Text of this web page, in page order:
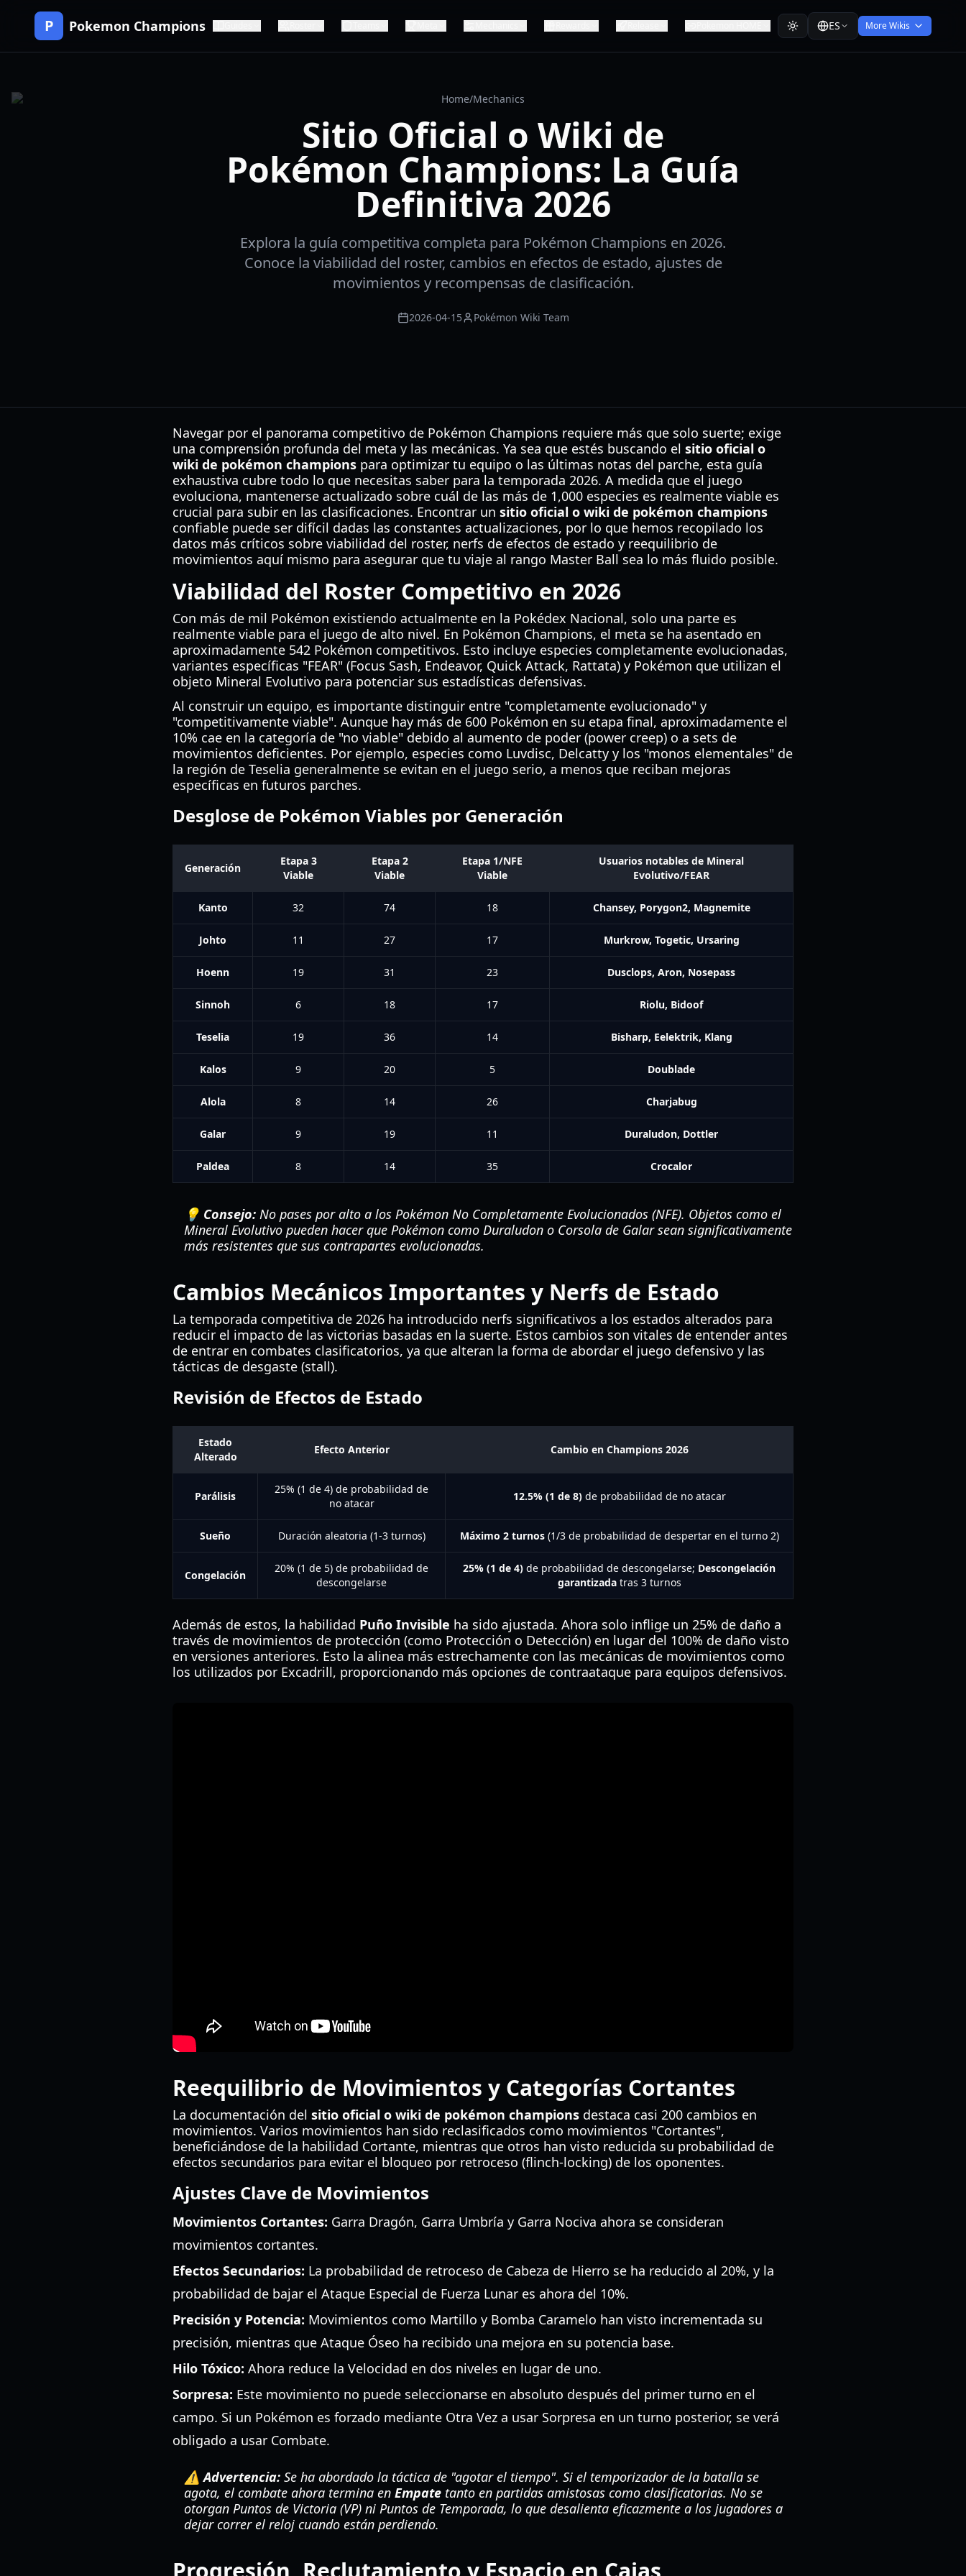
P Pokemon Champions ES More Wikis
Home/Mechanics
Sitio Oficial o Wiki de
Pokémon Champions: La Guía
Definitiva 2026
Explora la guía competitiva completa para Pokémon Champions en 2026.
Conoce la viabilidad del roster, cambios en efectos de estado, ajustes de
movimientos y recompensas de clasificación.
2026-04-15 Pokémon Wiki Team
Navegar por el panorama competitivo de Pokémon Champions requiere más que solo suerte; exige
una comprensión profunda del meta y las mecánicas. Ya sea que estés buscando el sitio oficial o
wiki de pokémon champions para optimizar tu equipo o las últimas notas del parche, esta guía
exhaustiva cubre todo lo que necesitas saber para la temporada 2026. A medida que el juego
evoluciona, mantenerse actualizado sobre cuál de las más de 1,000 especies es realmente viable es
crucial para subir en las clasificaciones. Encontrar un sitio oficial o wiki de pokémon champions
confiable puede ser difícil dadas las constantes actualizaciones, por lo que hemos recopilado los
datos más críticos sobre viabilidad del roster, nerfs de efectos de estado y reequilibrio de
movimientos aquí mismo para asegurar que tu viaje al rango Master Ball sea lo más fluido posible.
Viabilidad del Roster Competitivo en 2026
Con más de mil Pokémon existiendo actualmente en la Pokédex Nacional, solo una parte es
realmente viable para el juego de alto nivel. En Pokémon Champions, el meta se ha asentado en
aproximadamente 542 Pokémon competitivos. Esto incluye especies completamente evolucionadas,
variantes específicas "FEAR" (Focus Sash, Endeavor, Quick Attack, Rattata) y Pokémon que utilizan el
objeto Mineral Evolutivo para potenciar sus estadísticas defensivas.
Al construir un equipo, es importante distinguir entre "completamente evolucionado" y
"competitivamente viable". Aunque hay más de 600 Pokémon en su etapa final, aproximadamente el
10% cae en la categoría de "no viable" debido al aumento de poder (power creep) o a sets de
movimientos deficientes. Por ejemplo, especies como Luvdisc, Delcatty y los "monos elementales" de
la región de Teselia generalmente se evitan en el juego serio, a menos que reciban mejoras
específicas en futuros parches.
Desglose de Pokémon Viables por Generación
Generación
Etapa 3
Viable
Etapa 2
Viable
Etapa 1/NFE
Viable
Usuarios notables de Mineral
Evolutivo/FEAR
Kanto 32 74 18 Chansey, Porygon2, Magnemite
Johto 11 27 17 Murkrow, Togetic, Ursaring
Hoenn 19 31 23 Dusclops, Aron, Nosepass
Sinnoh 6 18 17 Riolu, Bidoof
Teselia 19 36 14 Bisharp, Eelektrik, Klang
Kalos 9 20 5 Doublade
Alola 8 14 26 Charjabug
Galar 9 19 11 Duraludon, Dottler
Paldea 8 14 35 Crocalor
💡 Consejo: No pases por alto a los Pokémon No Completamente Evolucionados (NFE). Objetos como el
Mineral Evolutivo pueden hacer que Pokémon como Duraludon o Corsola de Galar sean significativamente
más resistentes que sus contrapartes evolucionadas.
Cambios Mecánicos Importantes y Nerfs de Estado
La temporada competitiva de 2026 ha introducido nerfs significativos a los estados alterados para
reducir el impacto de las victorias basadas en la suerte. Estos cambios son vitales de entender antes
de entrar en combates clasificatorios, ya que alteran la forma de abordar el juego defensivo y las
tácticas de desgaste (stall).
Revisión de Efectos de Estado
Estado
Alterado
Efecto Anterior Cambio en Champions 2026
Parálisis
25% (1 de 4) de probabilidad de
no atacar
12.5% (1 de 8)de probabilidad de no atacar
Sueño Duración aleatoria (1-3 turnos) Máximo 2 turnos(1/3 de probabilidad de despertar en el turno 2)
Congelación
20% (1 de 5) de probabilidad de
descongelarse
25% (1 de 4) de probabilidad de descongelarse; Descongelación
garantizadatras 3 turnos
Además de estos, la habilidad Puño Invisible ha sido ajustada. Ahora solo inflige un 25% de daño a
través de movimientos de protección (como Protección o Detección) en lugar del 100% de daño visto
en versiones anteriores. Esto la alinea más estrechamente con las mecánicas de movimientos como
los utilizados por Excadrill, proporcionando más opciones de contraataque para equipos defensivos.
Reequilibrio de Movimientos y Categorías Cortantes
La documentación del sitio oficial o wiki de pokémon champions destaca casi 200 cambios en
movimientos. Varios movimientos han sido reclasificados como movimientos "Cortantes",
beneficiándose de la habilidad Cortante, mientras que otros han visto reducida su probabilidad de
efectos secundarios para evitar el bloqueo por retroceso (flinch-locking) de los oponentes.
Ajustes Clave de Movimientos
Movimientos Cortantes: Garra Dragón, Garra Umbría y Garra Nociva ahora se consideran
movimientos cortantes.
Efectos Secundarios: La probabilidad de retroceso de Cabeza de Hierro se ha reducido al 20%, y la
probabilidad de bajar el Ataque Especial de Fuerza Lunar es ahora del 10%.
Precisión y Potencia: Movimientos como Martillo y Bomba Caramelo han visto incrementada su
precisión, mientras que Ataque Óseo ha recibido una mejora en su potencia base.
Hilo Tóxico: Ahora reduce la Velocidad en dos niveles en lugar de uno.
Sorpresa: Este movimiento no puede seleccionarse en absoluto después del primer turno en el
campo. Si un Pokémon es forzado mediante Otra Vez a usar Sorpresa en un turno posterior, se verá
obligado a usar Combate.
⚠️ Advertencia: Se ha abordado la táctica de "agotar el tiempo". Si el temporizador de la batalla se
agota, el combate ahora termina en Empate tanto en partidas amistosas como clasificatorias. No se
otorgan Puntos de Victoria (VP) ni Puntos de Temporada, lo que desalienta eficazmente a los jugadores a
dejar correr el reloj cuando están perdiendo.